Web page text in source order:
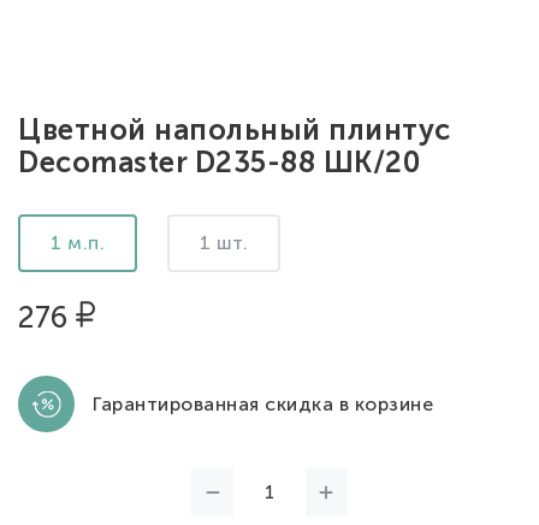
Цветной напольный плинтус
Decomaster D235-88 ШК/20
1 м.п. 1 шт.
276
Гарантированная скидка в корзине